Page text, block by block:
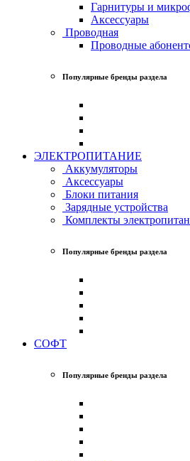
Гарнитуры и
Аксессуары
Проводная
Проводные
Популярные бренды раздела
ЭЛЕКТРОПИТАНИЕ
Аккумуляторы
Аксессуары
Блоки питания
Зарядные устройства
Комплекты
Популярные бренды раздела
СОФТ
Популярные бренды раздела